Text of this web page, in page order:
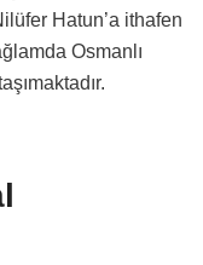
Hatun’a ithafen
Osmanlı